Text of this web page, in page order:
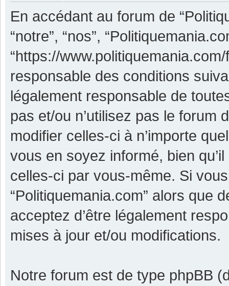
En accédant au forum de
“notre”, “nos”,
“https://
responsable des conditions
légalement responsable de
pas et/ou n’utilisez pas le forum
modifier celles-ci à n’importe
vous en soyez informé, bien
celles-ci par vous-même. Si
“Politiquemania.com” alors que
acceptez d’être légalement
mises à jour et/ou modifications.
Notre forum est de type phpBB